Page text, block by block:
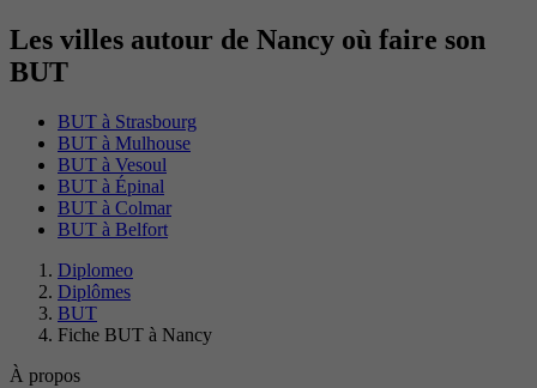
Les villes autour de Nancy où faire son
BUT
BUT à Strasbourg
BUT à Mulhouse
BUT à Vesoul
BUT à Épinal
BUT à Colmar
BUT à Belfort
Diplomeo
Diplômes
BUT
Fiche BUT à Nancy
À propos